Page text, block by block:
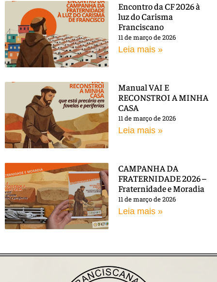
Encontro da CF 2026 à
luz do Carisma
Franciscano
11 de março de 2026
Leia mais »
Manual VAI E
RECONSTROI A MINHA
CASA
11 de março de 2026
Leia mais »
CAMPANHA DA
FRATERNIDADE 2026 –
Fraternidade e Moradia
11 de março de 2026
Leia mais »